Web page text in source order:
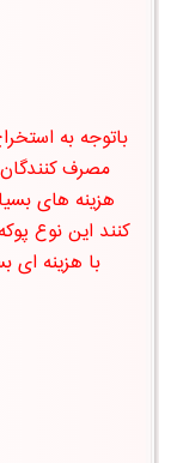
باتوجه به
مصرف
هزینه های
کنند این نوع
با هزینه ای